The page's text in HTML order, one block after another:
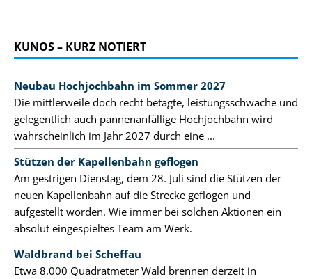
KUNOS – KURZ NOTIERT
Neubau Hochjochbahn im Sommer 2027
Die mittlerweile doch recht betagte, leistungsschwache und
gelegentlich auch pannenanfällige Hochjochbahn wird
wahrscheinlich im Jahr 2027 durch eine ...
Stützen der Kapellenbahn geflogen
Am gestrigen Dienstag, dem 28. Juli sind die Stützen der
neuen Kapellenbahn auf die Strecke geflogen und
aufgestellt worden. Wie immer bei solchen Aktionen ein
absolut eingespieltes Team am Werk.
Waldbrand bei Scheffau
Etwa 8.000 Quadratmeter Wald brennen derzeit in